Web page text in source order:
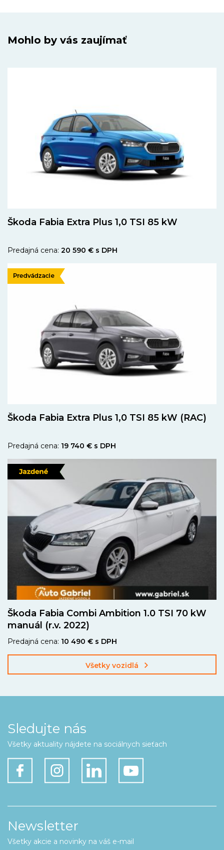
Mohlo by vás zaujímať
Škoda Fabia Extra Plus 1,0 TSI 85 kW
Predajná cena: 20 590 € s DPH
Škoda Fabia Extra Plus 1,0 TSI 85 kW (RAC)
Predajná cena: 19 740 € s DPH
Škoda Fabia Combi Ambition 1.0 TSI 70 kW
manuál (r.v. 2022)
Predajná cena: 10 490 € s DPH
Všetky vozidlá
Sledujte nás
Všetky aktuality nájdete na sociálnych sieťach
Newsletter
Všetky akcie a novinky na váš e-mail